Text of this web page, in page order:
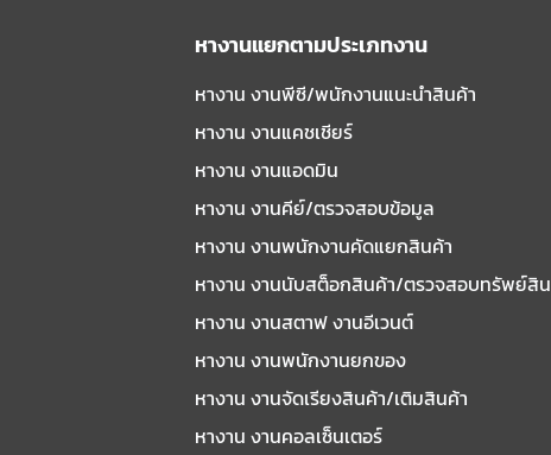
หางานแยกตามประเภทงาน
หางาน งานพีซี/พนักงานแนะนําสินค้า
หางาน งานแคชเชียร์
หางาน งานแอดมิน
หางาน งานคีย์/ตรวจสอบข้อมูล
หางาน งานพนักงานคัดแยกสินค้า
หางาน งานนับสต็อกสินค้า/ตรวจสอบทรัพย์สิน
หางาน งานสตาฟ งานอีเวนต์
หางาน งานพนักงานยกของ
หางาน งานจัดเรียงสินค้า/เติมสินค้า
หางาน งานคอลเซ็นเตอร์